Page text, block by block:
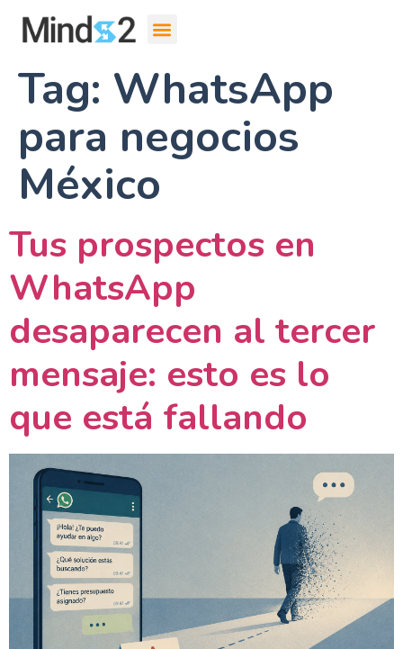
Tag: WhatsApp
para negocios
México
Tus prospectos en
WhatsApp
desaparecen al tercer
mensaje: esto es lo
que está fallando